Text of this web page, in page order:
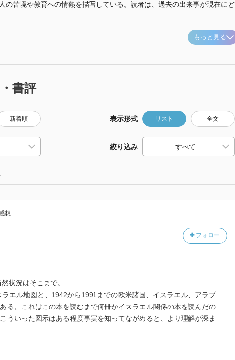
の苦境や教育への情熱を描写している。読者は、過去の出来事が現在にど
もっと見る
書評
新着順 表示形式 リスト 全文
絞り込み
想
フォロー
状況はそこまで。
エル地図と、1942から1991までの欧米諸国、イスラエル、アラブ
る。これはこの本を読むまで何冊かイスラエル関係の本を読んだの
ういった図示はある程度事実を知ってながめると、より理解が深ま